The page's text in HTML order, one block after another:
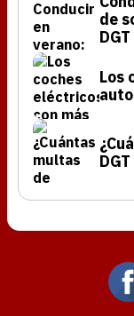
de
DGT
Los